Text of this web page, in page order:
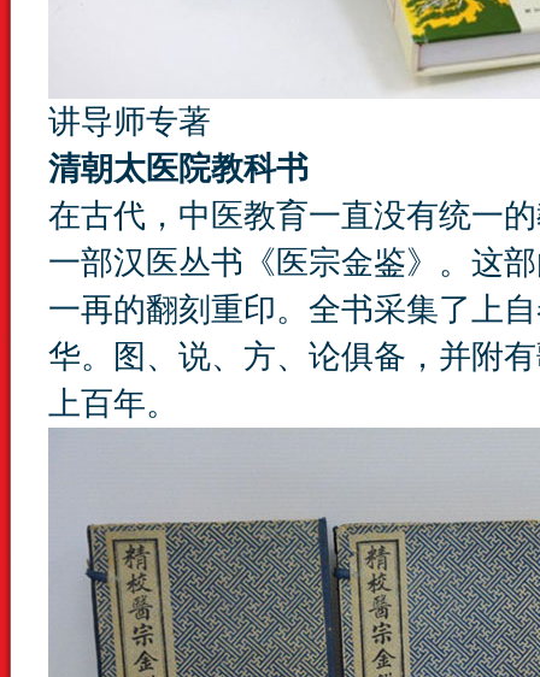
讲导师专著
清朝太医院教科书
在古代，中医教育一直没有统一
一部汉医丛书《医宗金鉴》。这
一再的翻刻重印。全书采集了上
华。图、说、方、论俱备，并附
上百年。